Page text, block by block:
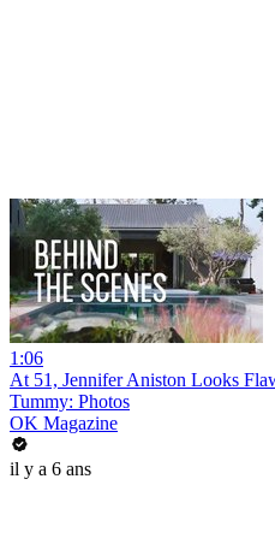
1:06
At 51, Jennifer Aniston Looks
Tummy: Photos
OK Magazine
il y a 6 ans